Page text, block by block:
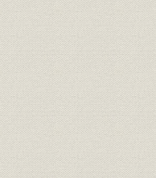
(7) 株式分布図表
(8) 株主数と株式移転数の推移図表
8. 経理
(1) 資本金推移
(2) 積立金推移
(3) 固定資産推移
(4) 資産および資本推移